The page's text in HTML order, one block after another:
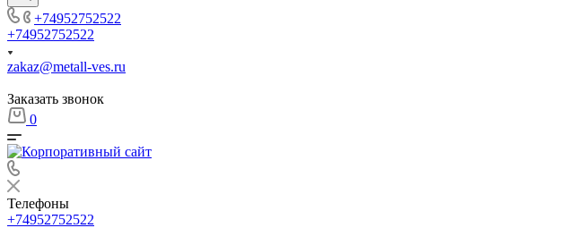
+74952752522
+74952752522
zakaz@metall-ves.ru
Заказать звонок
0
Телефоны
+74952752522